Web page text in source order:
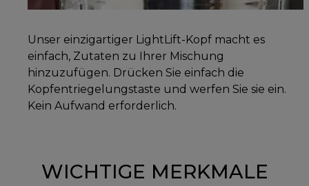
Unser einzigartiger LightLift-Kopf macht es
einfach, Zutaten zu Ihrer Mischung
hinzuzufügen. Drücken Sie einfach die
Kopfentriegelungstaste und werfen Sie sie ein.
Kein Aufwand erforderlich.
WICHTIGE MERKMALE